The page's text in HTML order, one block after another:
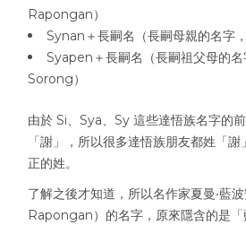
Rapongan）
Synan＋長嗣名（長嗣母親的名字
Syapen＋長嗣名（長嗣祖父母的
Sorong）
由於 Si、Sya、Sy 這些達悟族名字的
「謝」，所以很多達悟族朋友都姓「
正的姓。
了解之後才知道，所以名作家夏曼‧藍
Rapongan）的名字，原來隱含的是